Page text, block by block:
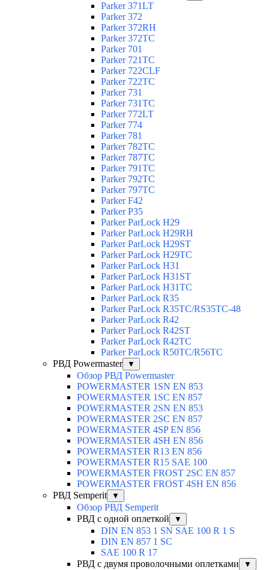
Parker 371LT
Parker 372
Parker 372RH
Parker 372TC
Parker 701
Parker 721TC
Parker 722CLF
Parker 722TC
Parker 731
Parker 731TC
Parker 772LT
Parker 774
Parker 781
Parker 782TC
Parker 787TC
Parker 791TC
Parker 792TC
Parker 797TC
Parker F42
Parker P35
Parker ParLock H29
Parker ParLock H29RH
Parker ParLock H29ST
Parker ParLock H29TC
Parker ParLock H31
Parker ParLock H31ST
Parker ParLock H31TC
Parker ParLock R35
Parker ParLock R35TC/RS35TC-48
Parker ParLock R42
Parker ParLock R42ST
Parker ParLock R42TC
Parker ParLock R50TC/R56TC
РВД Powermaster
▼
Обзор РВД Powermaster
POWERMASTER 1SN EN 853
POWERMASTER 1SC EN 857
POWERMASTER 2SN EN 853
POWERMASTER 2SC EN 857
POWERMASTER 4SP EN 856
POWERMASTER 4SH EN 856
POWERMASTER R13 EN 856
POWERMASTER R15 SAE 100
POWERMASTER FROST 2SC EN 857
POWERMASTER FROST 4SH EN 856
РВД Semperit
▼
Обзор РВД Semperit
РВД с одной оплеткой
▼
DIN EN 853 1 SN SAE 100 R 1 S
DIN EN 857 1 SC
SAE 100 R 17
РВД с двумя проволочными оплетками
▼